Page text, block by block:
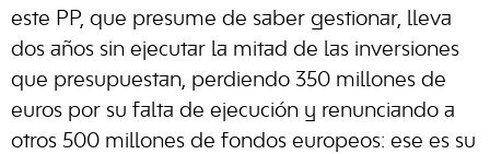
este PP, que presume de saber gestionar, lleva
dos años sin ejecutar la mitad de las inversiones
que presupuestan, perdiendo 350 millones de
euros por su falta de ejecución y renunciando a
otros 500 millones de fondos europeos: ese es su